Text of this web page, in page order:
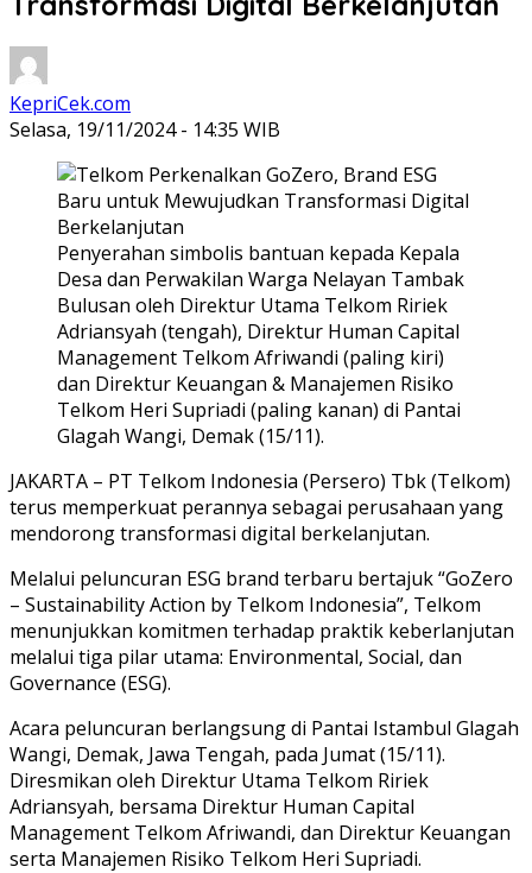
KepriCek.com
Selasa, 19/11/2024 - 14:35 WIB
Penyerahan simbolis bantuan kepada Kepala
Desa dan Perwakilan Warga Nelayan Tambak
Bulusan oleh Direktur Utama Telkom Ririek
Adriansyah (tengah), Direktur Human Capital
Management Telkom Afriwandi (paling kiri)
dan Direktur Keuangan & Manajemen Risiko
Telkom Heri Supriadi (paling kanan) di Pantai
Glagah Wangi, Demak (15/11).
JAKARTA – PT Telkom Indonesia (Persero) Tbk (Telkom)
terus memperkuat perannya sebagai perusahaan yang
mendorong transformasi digital berkelanjutan.
Melalui peluncuran ESG brand terbaru bertajuk “GoZero
– Sustainability Action by Telkom Indonesia”, Telkom
menunjukkan komitmen terhadap praktik keberlanjutan
melalui tiga pilar utama: Environmental, Social, dan
Governance (ESG).
Acara peluncuran berlangsung di Pantai Istambul Glagah
Wangi, Demak, Jawa Tengah, pada Jumat (15/11).
Diresmikan oleh Direktur Utama Telkom Ririek
Adriansyah, bersama Direktur Human Capital
Management Telkom Afriwandi, dan Direktur Keuangan
serta Manajemen Risiko Telkom Heri Supriadi.